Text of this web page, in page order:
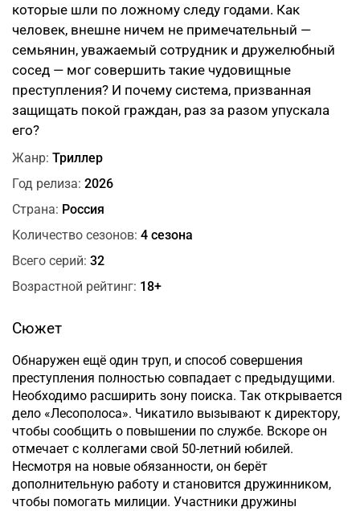
которые шли по ложному следу годами. Как
человек, внешне ничем не примечательный —
семьянин, уважаемый сотрудник и дружелюбный
сосед — мог совершить такие чудовищные
преступления? И почему система, призванная
защищать покой граждан, раз за разом упускала
его?
Жанр: Триллер
Год релиза: 2026
Страна: Россия
Количество сезонов: 4 сезона
Всего серий: 32
Возрастной рейтинг: 18+
Сюжет
Обнаружен ещё один труп, и способ совершения
преступления полностью совпадает с предыдущими.
Необходимо расширить зону поиска. Так открывается
дело «Лесополоса». Чикатило вызывают к директору,
чтобы сообщить о повышении по службе. Вскоре он
отмечает с коллегами свой 50-летний юбилей.
Несмотря на новые обязанности, он берёт
дополнительную работу и становится дружинником,
чтобы помогать милиции. Участники дружины